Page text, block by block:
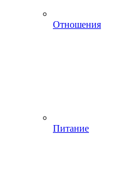
Отношения
Питание